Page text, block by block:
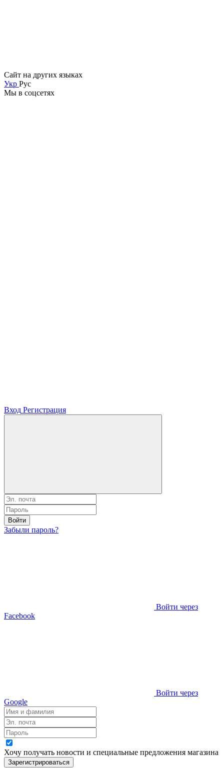
Сайт на других языках
Укр Рус
Мы в соцсетях
Вход Регистрация
Войти
Забыли пароль?
Войти через
Facebook
Войти через
Google
Хочу получать новости и специальные предложения магазина
Зарегистрироваться